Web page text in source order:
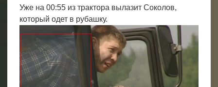
Уже на 00:55 из трактора вылазит Соколов,
который одет в рубашку.